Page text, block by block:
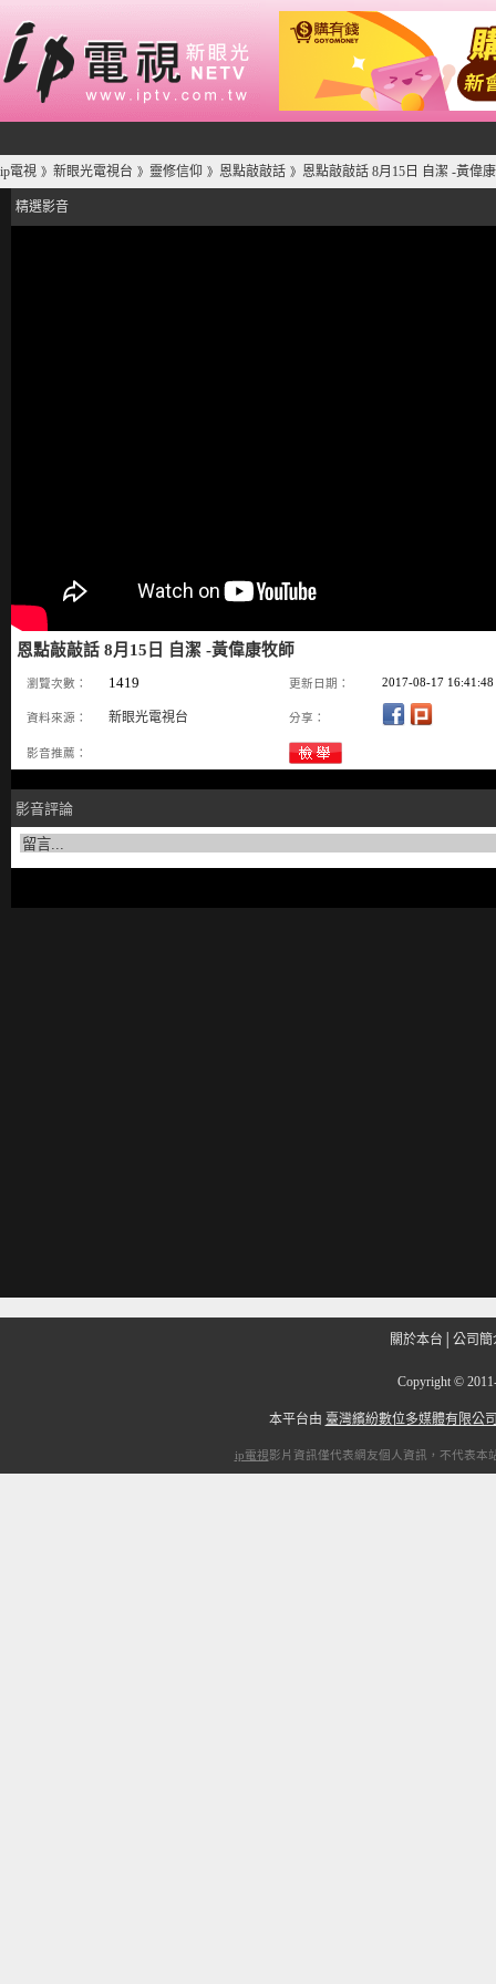
ip電視 》 新眼光電視台 》 靈修信仰 》 恩點敲敲話 》 恩點敲敲話 8月15日 自潔 -黃偉
精選影音
恩點敲敲話 8月15日 自潔 -黃偉康牧師
瀏覽次數： 1419 更新日期： 2017-08-17 16:41:48
資料來源： 新眼光電視台 分享：
影音推薦：
影音評論
關於本台 公司簡
Copyright ©
本平台由 臺灣繽紛數位多媒體有限公
ip電視影片資訊僅代表網友個人資訊，不代表本